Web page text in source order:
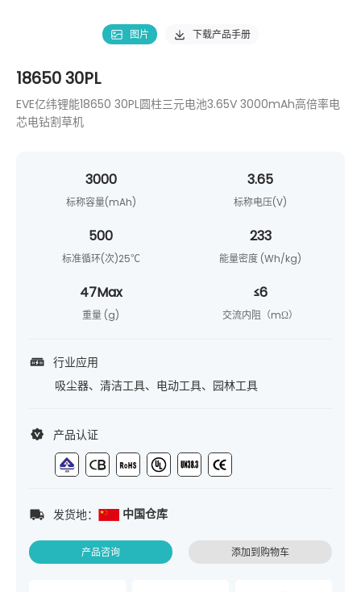
图片 下载产品手册
18650 30PL
EVE亿纬锂能18650 30PL圆柱三元电池3.65V 3000mAh高倍率电
芯电钻割草机
3000
标称容量(mAh)
3.65
标称电压(V)
500
标准循环(次)25℃
233
能量密度 (Wh/kg)
47Max
重量 (g)
≤6
交流内阻（mΩ）
行业应用
吸尘器、清洁工具、电动工具、园林工具
产品认证
发货地： 中国仓库
产品咨询 添加到购物车